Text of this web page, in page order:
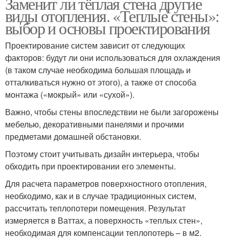
виды отопления. «Теплые стены»:
выбор и основы проектирования
Проектирование систем зависит от следующих
факторов: будут ли они использоваться для охлаждения
(в таком случае необходима большая площадь и
отталкиваться нужно от этого), а также от способа
монтажа («мокрый» или «сухой»).
Важно, чтобы стены впоследствии не были загорожены
мебелью, декоративными панелями и прочими
предметами домашней обстановки.
Поэтому стоит учитывать дизайн интерьера, чтобы
обходить при проектировании его элементы.
Для расчета параметров поверхностного отопления,
необходимо, как и в случае традиционных систем,
рассчитать теплопотери помещения. Результат
измеряется в Ваттах, а поверхность «теплых стен»,
необходимая для компенсации теплопотерь – в м2.